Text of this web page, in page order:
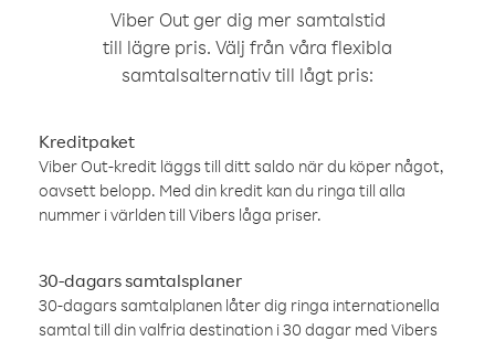
Viber Out ger dig mer samtalstid
till lägre pris. Välj från våra flexibla
samtalsalternativ till lågt pris:
Kreditpaket
Viber Out-kredit läggs till ditt saldo när du köper något,
oavsett belopp. Med din kredit kan du ringa till alla
nummer i världen till Vibers låga priser.
30-dagars samtalsplaner
30-dagars samtalplanen låter dig ringa internationella
samtal till din valfria destination i 30 dagar med Vibers